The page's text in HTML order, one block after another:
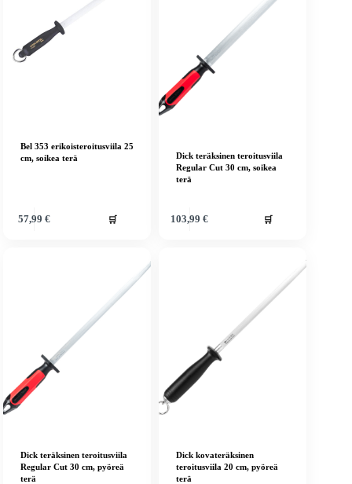
Bel 353 erikoisteroitusviila 25
cm, soikea terä
57,99 € 🛒
Dick teräksinen teroitusviila
Regular Cut 30 cm, soikea
terä
103,99€ 🛒
Dick teräksinen teroitusviila
Regular Cut 30 cm, pyöreä
terä
Dick kovateräksinen
teroitusviila 20 cm, pyöreä
terä